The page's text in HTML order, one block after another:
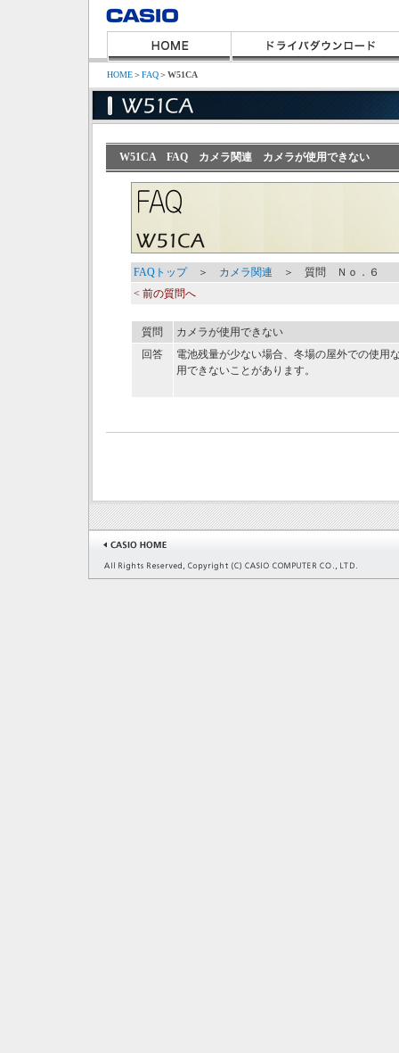
HOME＞FAQ＞W51CA
W51CA FAQ カメラ関連 カメラが使用できない
FAQトップ＞ カメラ関連 ＞ 質問 Ｎｏ．６
< 前の質問へ
質問
カメラが使用できない
回答
電池残量が少ない場合、冬場の屋外での使用
用できないことがあります。